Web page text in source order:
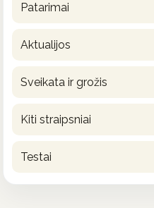
Patarimai
Aktualijos
Sveikata ir grožis
Kiti straipsniai
Testai